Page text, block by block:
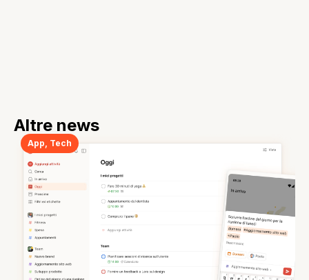
Altre news
App Tech